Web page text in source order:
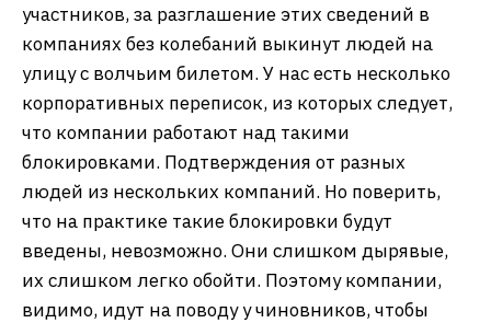
участников, за разглашение этих сведений в
компаниях без колебаний выкинут людей на
улицу с волчьим билетом. У нас есть несколько
корпоративных переписок, из которых следует,
что компании работают над такими
блокировками. Подтверждения от разных
людей из нескольких компаний. Но поверить,
что на практике такие блокировки будут
введены, невозможно. Они слишком дырявые,
их слишком легко обойти. Поэтому компании,
видимо, идут на поводу у чиновников, чтобы